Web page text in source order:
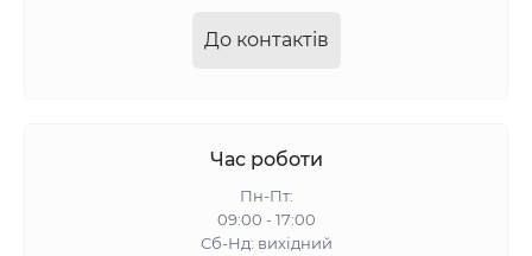
До контактів
Час роботи
Пн-Пт:
09:00 - 17:00
Сб-Нд: вихідний